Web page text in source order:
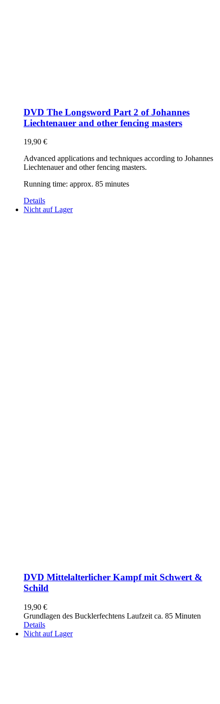
DVD The Longsword Part 2 of Johannes
Liechtenauer and other fencing masters
19,90 €
Advanced applications and techniques according to Johannes
Liechtenauer and other fencing masters.
Running time: approx. 85 minutes
Details
Nicht auf Lager
DVD Mittelalterlicher Kampf mit Schwert &
Schild
19,90 €
Grundlagen des Bucklerfechtens Laufzeit ca. 85 Minuten
Details
Nicht auf Lager